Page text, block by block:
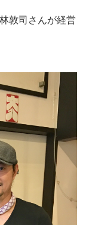
敦司さんが経営